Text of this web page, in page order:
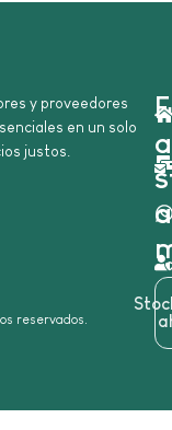
y proveedores
en un solo
justos.
reservados.
a